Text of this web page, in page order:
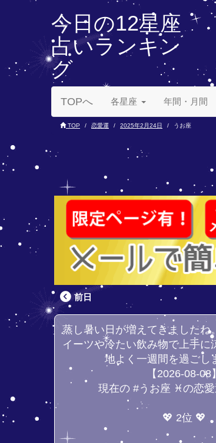
今日の12星座
占いランキン
グ
TOPへ 各星座 年間・月間
TOP 恋愛運 2025年2月24日 うお座
前日
蒸し暑い日が増えてきましたね
イーツや冷たい飲み物で上手に
地よく一週間を過ごし
【2026-08-08】
現在の #うお座 ♓の恋愛
💖 2位 💖